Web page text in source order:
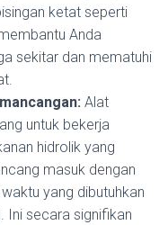
ketat seperti
Anda
sekitar dan mematuhi
Alat
untuk bekerja
hidrolik yang
masuk dengan
yang dibutuhkan
Ini secara signifikan